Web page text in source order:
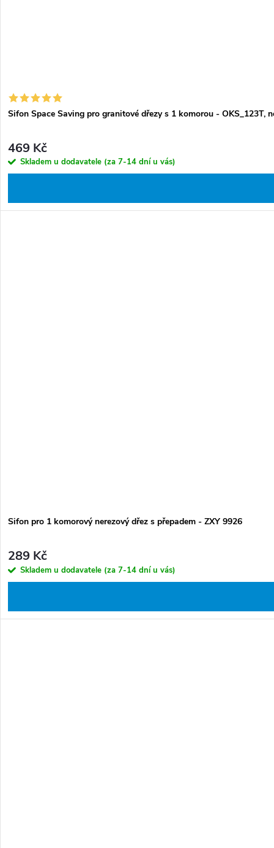
Sifon Space Saving pro granitové dřezy s 1 komorou - OKS_123T,
469 Kč
Skladem u dodavatele (za 7-14 dní u vás)
Sifon pro 1 komorový nerezový dřez s přepadem - ZXY 9926
289 Kč
Skladem u dodavatele (za 7-14 dní u vás)